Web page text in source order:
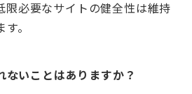
限必要なサイトの健全性は維持
。
いことはありますか？